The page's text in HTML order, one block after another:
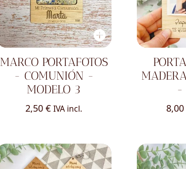
MARCO PORTAFOTOS
- COMUNIÓN -
MODELO 3
2,50€ IVA incl.
-
8,00